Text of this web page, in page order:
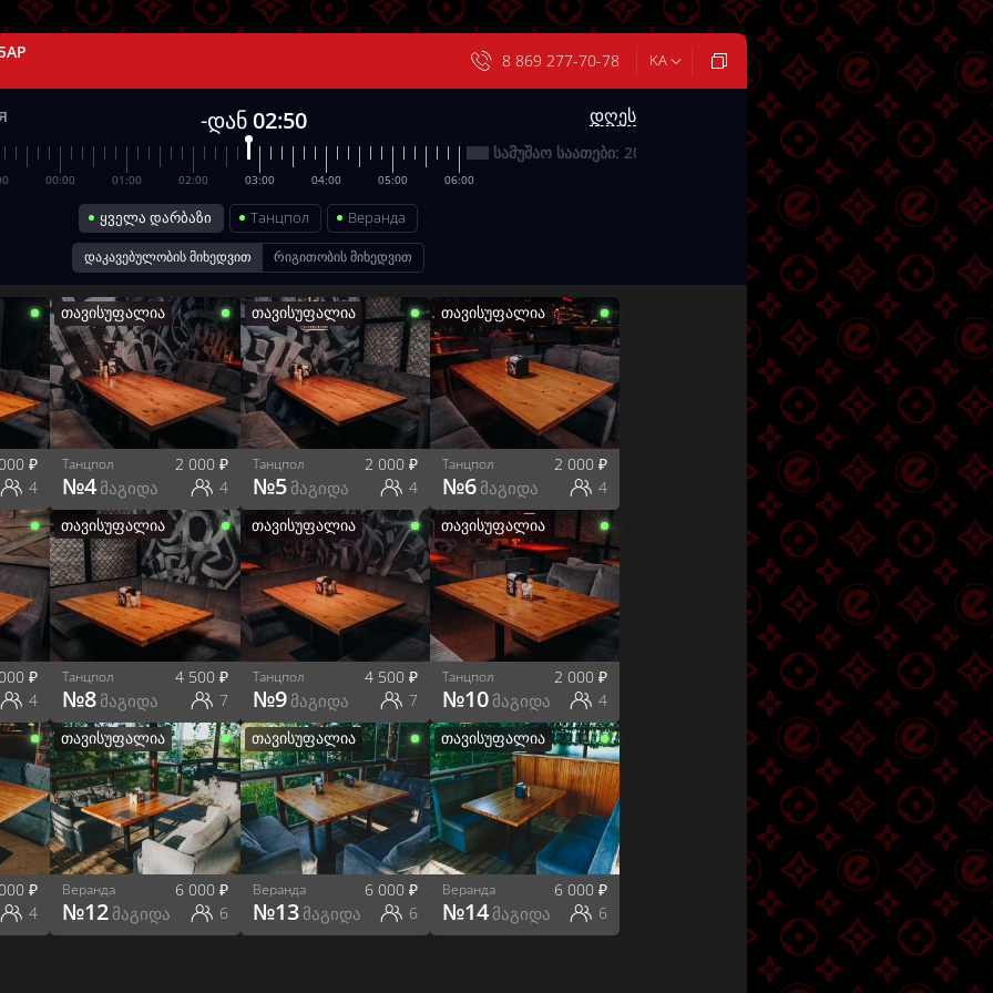
8 869 277-70-78 KA
დღეს
-დან02:50
00:00 01:00 02:00 03:00 04:00 05:00 06:00
ᲡᲐᲛᲣᲨᲐᲝ ᲡᲐᲐᲗᲔᲑᲘ: 20:00 - 06:00
ყველა დარბაზი Танцпол Веранда
დაკავებულობის მიხედვით რიგითობის მიხედვით
₽
4
თავისუფალია
Веранда 6 000₽
№12 მაგიდა 6
თავისუფალია
Танцпол 2 000₽
№4 მაგიდა 4
თავისუფალია
Веранда 6 000₽
№13 მაგიდა 6
თავისუფალია
Танцпол 2 000₽
№5 მაგიდა 4
თავისუფალია
Веранда 6 000 ₽
№14 მაგიდა 6
თავისუფალია
Танцпол 2 000 ₽
№6 მაგიდა
4
₽
4
თავისუფალია
Танцпол 4 500₽
№8 მაგიდა 7
თავისუფალია
Танцпол 4 500₽
№9 მაგიდა 7
თავისუფალია
Танцпол 2 000 ₽
№10 მაგიდა
4
₽
4